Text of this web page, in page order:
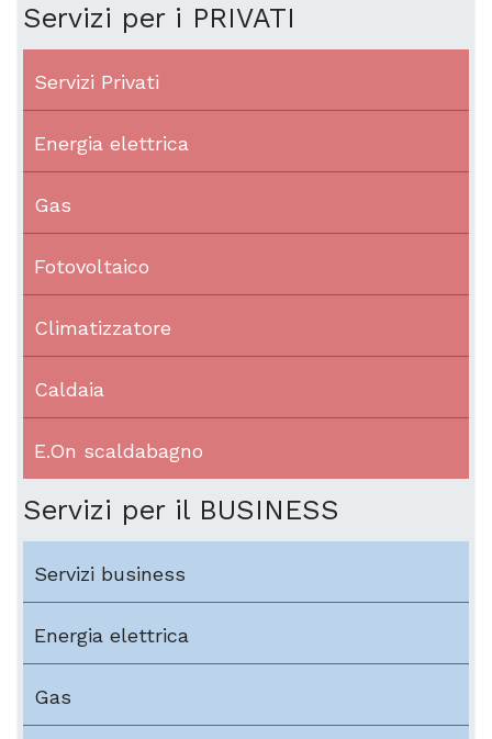
Servizi per i PRIVATI
Servizi Privati
Energia elettrica
Gas
Fotovoltaico
Climatizzatore
Caldaia
E.On scaldabagno
Servizi per il BUSINESS
Servizi business
Energia elettrica
Gas